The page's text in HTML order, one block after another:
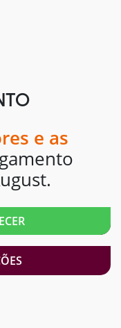
e as